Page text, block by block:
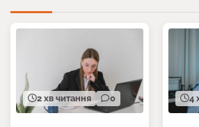
2 хв читання 0 4